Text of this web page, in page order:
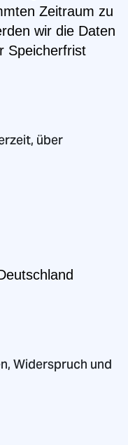
Zeitraum zu
wir die Daten
Speicherfrist
über
Widerspruch und